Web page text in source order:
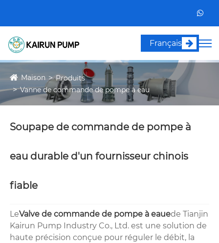
Français
Maison
Produits
Vanne de commande de pompe à eau
Soupape de commande de pompe à
eau durable d'un fournisseur chinois
fiable
LeValve de commande de pompe à eauede Tianjin
Kairun Pump Industry Co., Ltd. est une solution de
haute précision conçue pour réguler le débit, la